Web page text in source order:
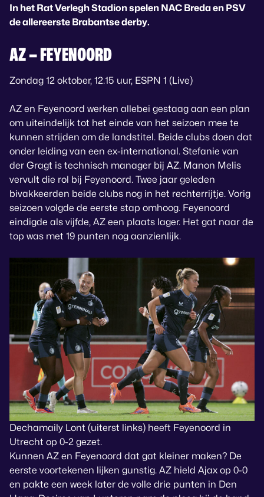
In het Rat Verlegh Stadion spelen NAC Breda en PSV
de allereerste Brabantse derby.
AZ – FEYENOORD
Zondag 12 oktober, 12.15 uur, ESPN 1 (Live)
AZ en Feyenoord werken allebei gestaag aan een plan
om uiteindelijk tot het einde van het seizoen mee te
kunnen strijden om de landstitel. Beide clubs doen dat
onder leiding van een ex-international. Stefanie van
der Gragt is technisch manager bij AZ. Manon Melis
vervult die rol bij Feyenoord. Twee jaar geleden
bivakkeerden beide clubs nog in het rechterrijtje. Vorig
seizoen volgde de eerste stap omhoog. Feyenoord
eindigde als vijfde, AZ een plaats lager. Het gat naar de
top was met 19 punten nog aanzienlijk.
Dechamaily Lont (uiterst links) heeft Feyenoord in
Utrecht op 0-2 gezet.
Kunnen AZ en Feyenoord dat gat kleiner maken? De
eerste voortekenen lijken gunstig. AZ hield Ajax op 0-0
en pakte een week later de volle drie punten in Den